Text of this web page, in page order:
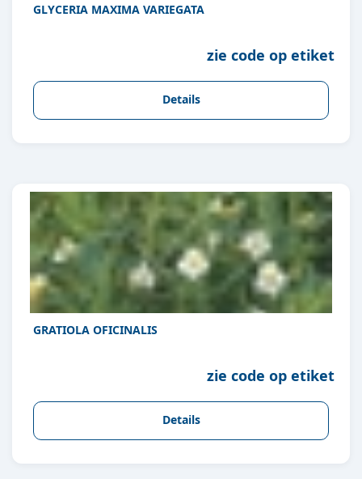
GLYCERIA MAXIMA VARIEGATA
zie code op etiket
Details
GRATIOLA OFICINALIS
zie code op etiket
Details